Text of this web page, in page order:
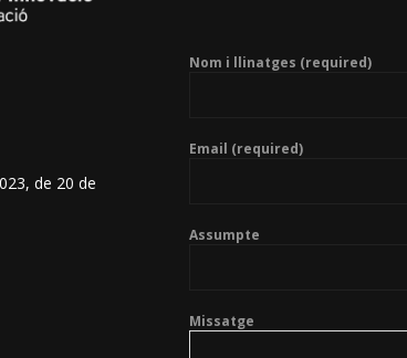
de 20 de
Nom i llinatges (required)
Email (required)
Assumpte
Missatge